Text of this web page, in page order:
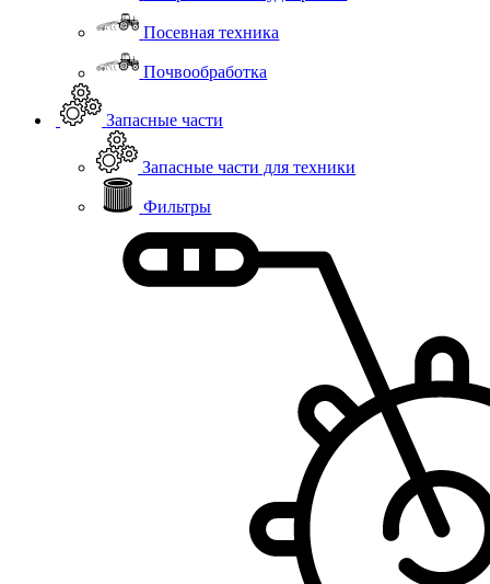
Посевная техника
Почвообработка
Запасные части
Запасные части для техники
Фильтры